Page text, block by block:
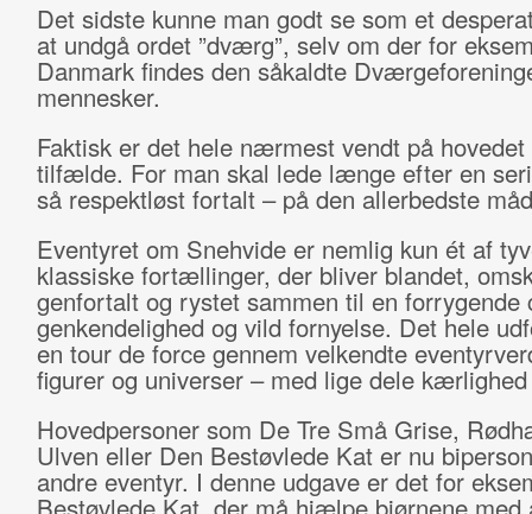
Det sidste kunne man godt se som et
at undgå ordet ”dværg”, selv om der for
Danmark findes den såkaldte
mennesker.
Faktisk er det hele nærmest vendt på
tilfælde. For man skal lede længe efter en
så respektløst fortalt – på den allerbedste
Eventyret om Snehvide er nemlig kun ét af
klassiske fortællinger, der bliver blandet,
genfortalt og rystet sammen til en forrygende
genkendelighed og vild fornyelse. Det hele
en tour de force gennem velkendte
figurer og universer – med lige dele
Hovedpersoner som De Tre Små Grise,
Ulven eller Den Bestøvlede Kat er nu
andre eventyr. I denne udgave er det for